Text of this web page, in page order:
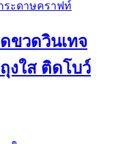
ขวดวินเทจ
งใส ติดโบว์